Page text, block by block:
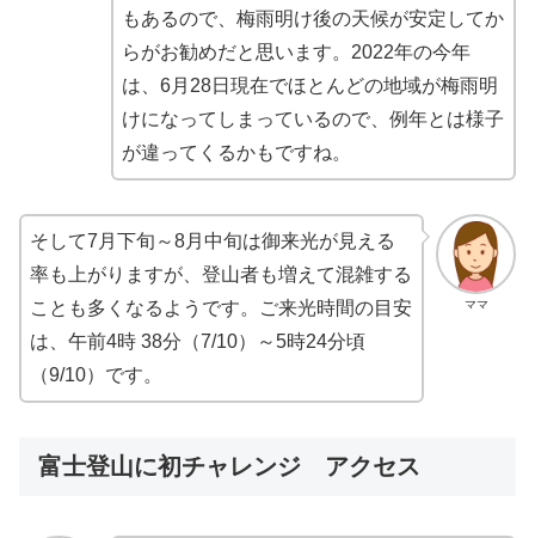
もあるので、梅雨明け後の天候が安定してか
らがお勧めだと思います。2022年の今年
は、6月28日現在でほとんどの地域が梅雨明
けになってしまっているので、例年とは様子
が違ってくるかもですね。
ママ
そして7月下旬～8月中旬は御来光が見える
率も上がりますが、登山者も増えて混雑する
ことも多くなるようです。ご来光時間の目安
は、午前4時 38分（7/10）～5時24分頃
（9/10）です。
富士登山に初チャレンジ アクセス